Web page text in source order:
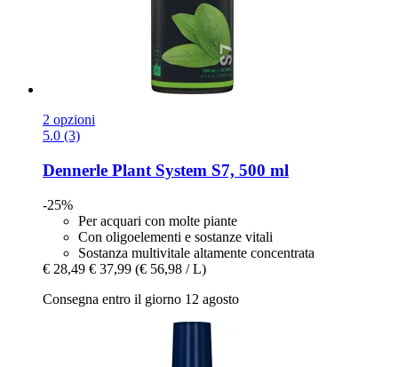
2 opzioni
5.0 (3)
Dennerle Plant System S7, 500 ml
-25%
Per acquari con molte piante
Con oligoelementi e sostanze vitali
Sostanza multivitale altamente concentrata
€ 28,49 € 37,99 (€ 56,98 / L)
Consegna entro il giorno 12 agosto